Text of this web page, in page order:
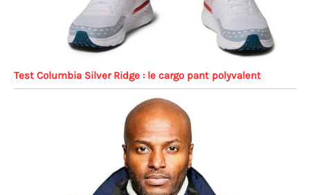
Test Columbia Silver Ridge : le cargo pant polyvalent